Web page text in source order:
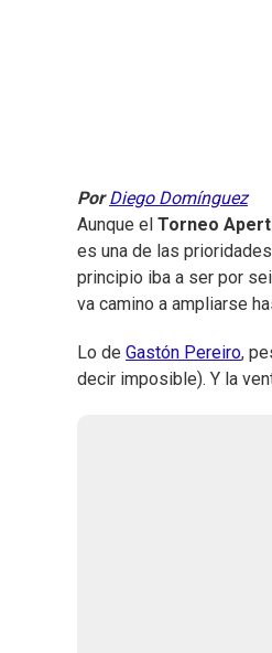
PorDiego Domínguez
Aunque el Torneo
es una de las
principio iba a ser por
va camino a ampliarse
Lo de Gastón Pereiro,
decir imposible). Y la